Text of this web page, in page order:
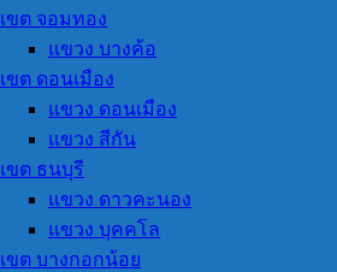
เขต จอมทอง
แขวง บางค้อ
เขต ดอนเมือง
แขวง ดอนเมือง
แขวง สีกัน
เขต ธนบุรี
แขวง ดาวคะนอง
แขวง บุคคโล
เขต บางกอกน้อย